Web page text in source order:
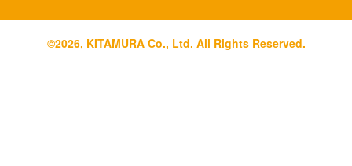
©2026, KITAMURA Co., Ltd. All Rights Reserved.